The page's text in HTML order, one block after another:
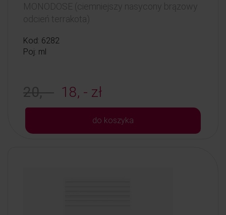
MONODOSE (ciemniejszy nasycony brązowy
odcień terrakota)
Kod: 6282
Poj: ml
20, - 18, - zł
do koszyka